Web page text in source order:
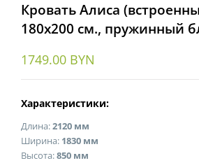
Кровать Алиса
180х200 см., пружинный
1749.00 BYN
Характеристики:
Длина:2120 мм
Ширина: 1830 мм
Высота:850 мм